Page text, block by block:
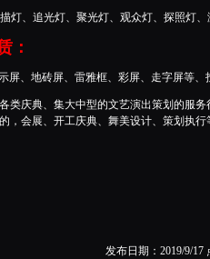
灯、追光灯、聚光灯、观众灯、探照灯
：
屏、地砖屏、雷雅框、彩屏、走字屏
类庆典、集大中型的文艺演出策划的服
，会展、开工庆典、舞美设计、策划执行
发布日期：2019/9/